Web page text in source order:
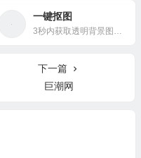
一键抠图
3秒内获取透明背景图、纯色背景或自定义背景，并且免费下载高清图。
下一篇
巨潮网